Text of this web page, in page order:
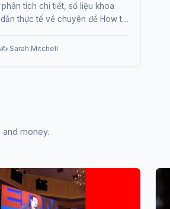
tích chi tiết, số liệu khoa
thực tế về chuyên đề How to
gia.
✍️ Sarah Mitchell
money.